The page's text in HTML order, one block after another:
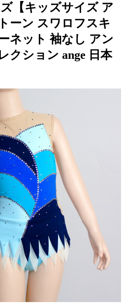
【キッズサイズ ア
ーン スワロフスキ
ネット 袖なし アン
クション ange 日本